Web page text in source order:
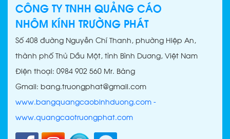
CÔNG TY TNHH QUẢNG CÁO
NHÔM KÍNH TRƯỜNG PHÁT
Số 408 đường Nguyễn Chí Thanh, phường Hiệp An,
thành phố Thủ Dầu Một, tỉnh Bình Dương, Việt Nam
Điện thoại: 0984 902 560 Mr. Bảng
Gmail: bang.truongphat@gmail.com
www.bangquangcaobinhduong.com -
www.quangcaotruongphat.com